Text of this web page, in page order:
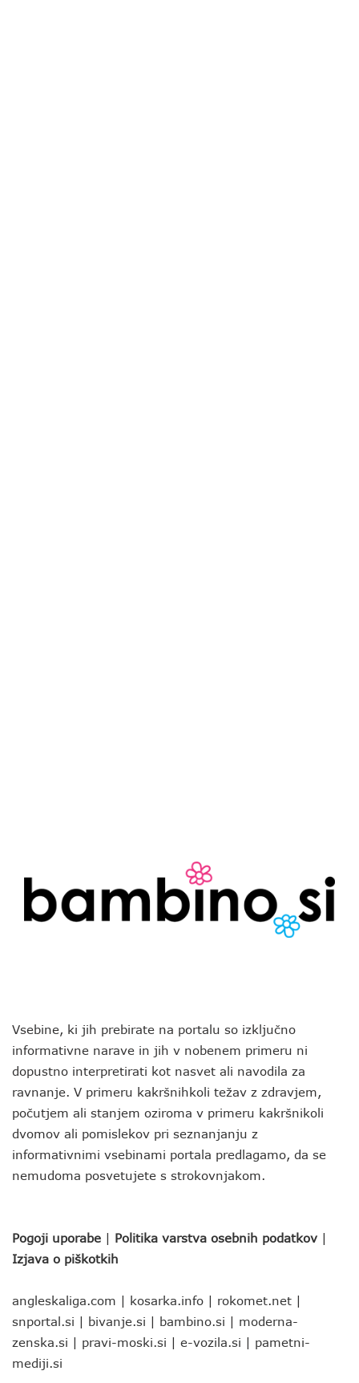
Vsebine, ki jih prebirate na portalu so izključno
informativne narave in jih v nobenem primeru ni
dopustno interpretirati kot nasvet ali navodila za
ravnanje. V primeru kakršnihkoli težav z zdravjem,
počutjem ali stanjem oziroma v primeru kakršnikoli
dvomov ali pomislekov pri seznanjanju z
informativnimi vsebinami portala predlagamo, da se
nemudoma posvetujete s strokovnjakom.
Pogoji uporabe | Politika varstva osebnih podatkov |
Izjava o piškotkih
angleskaliga.com | kosarka.info | rokomet.net |
snportal.si | bivanje.si | bambino.si | moderna-
zenska.si | pravi-moski.si | e-vozila.si | pametni-
mediji.si